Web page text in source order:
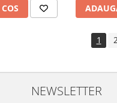
1
NEWSLETTER